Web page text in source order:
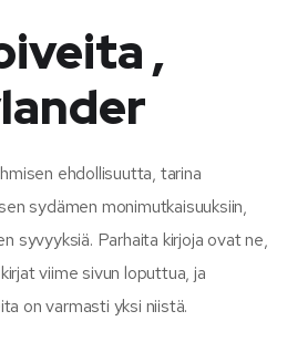
,
ehdollisuutta, tarina
sydämen monimutkaisuuksiin,
syvyyksiä. Parhaita kirjoja ovat ne,
viime sivun loputtua, ja
on varmasti yksi niistä.